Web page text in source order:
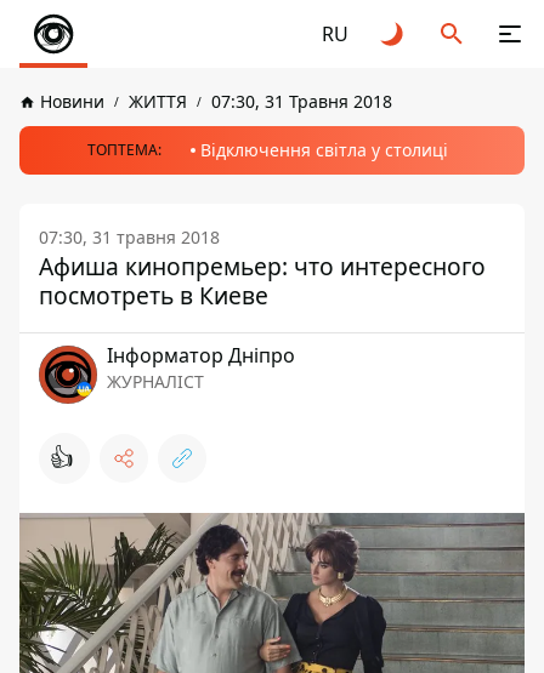
RU
Новини ЖИТТЯ 07:30, 31 Травня 2018
ТОПТЕМА: Відключення світла у столиці
07:30, 31 травня 2018
Афиша кинопремьер: что интересного
посмотреть в Киеве
Інформатор Дніпро
ЖУРНАЛІСТ
👍